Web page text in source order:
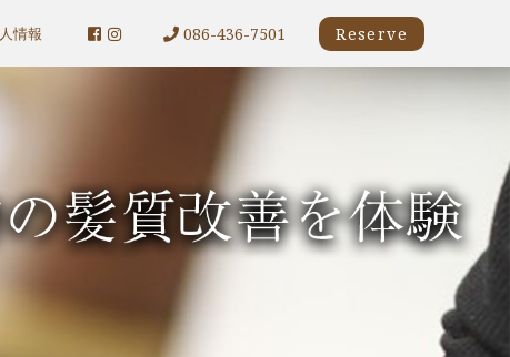
情報 086-436-7501 Reserve